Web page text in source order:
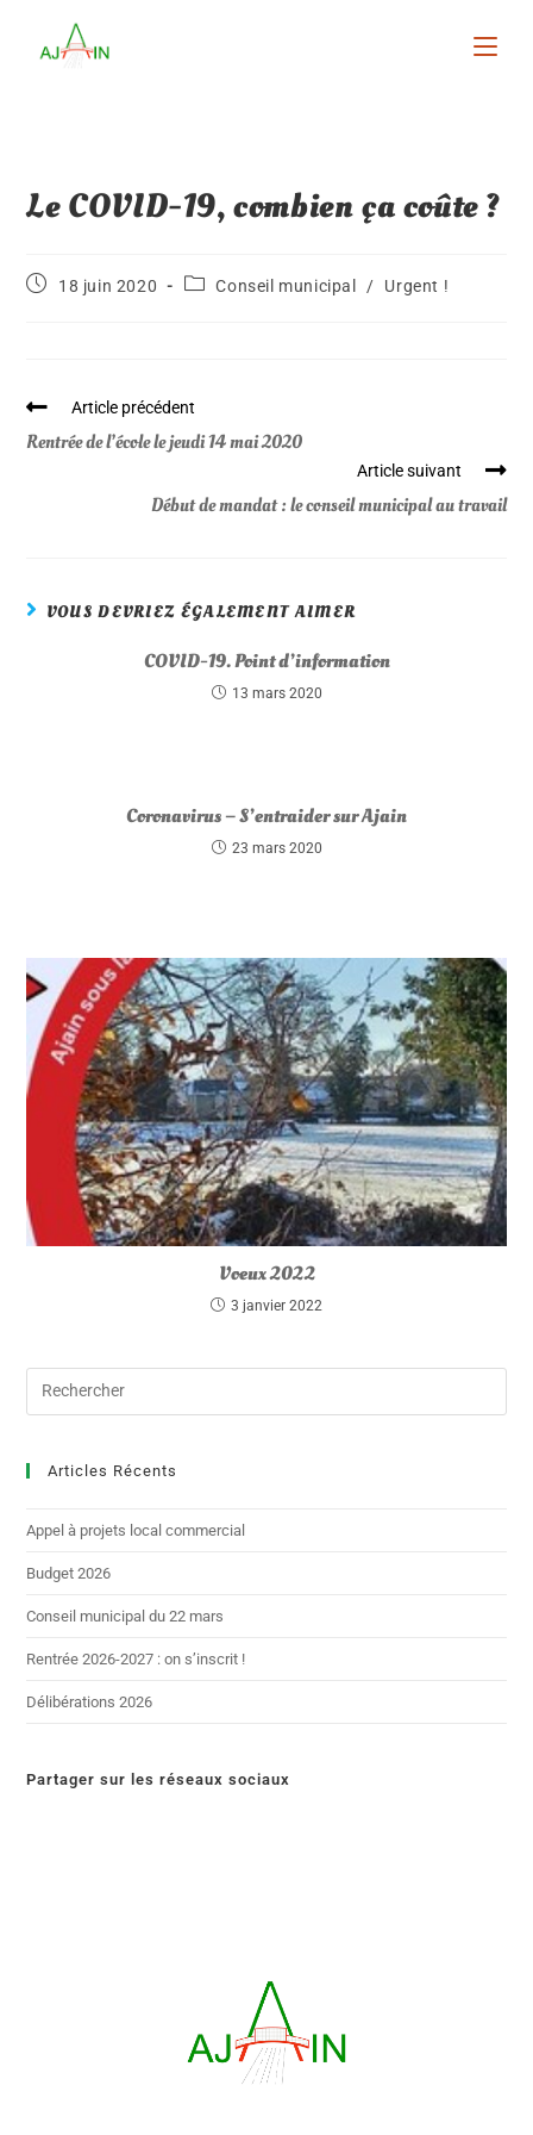
Le COVID-19, combien ça coûte ?
18 juin 2020 Conseil municipal / Urgent !
Article précédent
Rentrée de l’école le jeudi 14 mai 2020
Article suivant
Début de mandat : le conseil municipal au travail
VOUS DEVRIEZ ÉGALEMENT AIMER
COVID-19. Point d’information
13 mars 2020
Coronavirus – S’entraider sur Ajain
23 mars 2020
Voeux 2022
3 janvier 2022
Articles Récents
Appel à projets local commercial
Budget 2026
Conseil municipal du 22 mars
Rentrée 2026-2027 : on s’inscrit !
Délibérations 2026
Partager sur les réseaux sociaux